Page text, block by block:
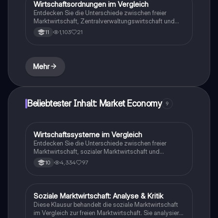
Wirtschaft und Recht.
Wirtschaft und Recht
Wirtschaftsordnungen im Vergleich
Entdecken Sie die Unterschiede zwischen freier
Marktwirtschaft, Zentralverwaltungswirtschaft und
sozialer Marktwirtschaft. Diese Zusammenfassung
behandelt die Vor- und Nachteile sowie die
Studierende, die ein tiefes Verständnis der
Marktmechanismen und staatlichen Eingriffe in die
Wirtschaft erlangen möchten.
11 1,103 21
Mehr
Beliebtester Inhalt: Market Economy 9
Wirtschaft und Recht
Wirtschaftssysteme im Vergleich
Entdecken Sie die Unterschiede zwischen freier
Marktwirtschaft, sozialer Marktwirtschaft und
Zentralverwaltungswirtschaft. Dieser Lernzettel bietet
eine umfassende Analyse der Merkmale, Vor- und
Stabilität. Ideal für Studierende der
Wirtschaftswissenschaften.
10 4,334 97
Wirtschaft und Recht
Soziale Marktwirtschaft: Analyse & Kritik
Diese Klausur behandelt die soziale Marktwirtschaft
im Vergleich zur freien Marktwirtschaft. Sie analysiert